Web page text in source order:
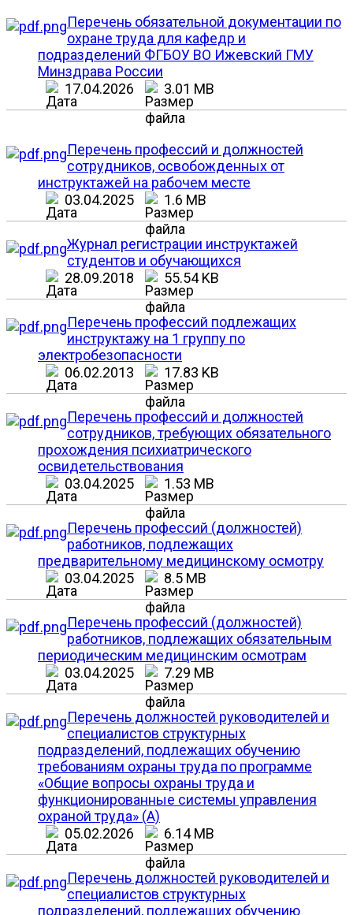
Перечень обязательной документации по
охране труда для кафедр и
подразделений ФГБОУ ВО Ижевский ГМУ
Минздрава России
17.04.2026
3.01 MB
Перечень профессий и должностей
сотрудников, освобожденных от
инструктажей на рабочем месте
03.04.2025
1.6 MB
Журнал регистрации инструктажей
студентов и обучающихся
28.09.2018
55.54 KB
Перечень профессий подлежащих
инструктажу на 1 группу по
электробезопасности
06.02.2013
17.83 KB
Перечень профессий и должностей
сотрудников, требующих обязательного
прохождения психиатрического
освидетельствования
03.04.2025
1.53 MB
Перечень профессий (должностей)
работников, подлежащих
предварительному медицинскому осмотру
03.04.2025
8.5 MB
Перечень профессий (должностей)
работников, подлежащих обязательным
периодическим медицинским осмотрам
03.04.2025
7.29 MB
Перечень должностей руководителей и
специалистов структурных
подразделений, подлежащих обучению
требованиям охраны труда по программе
«Общие вопросы охраны труда и
функционированные системы управления
охраной труда» (А)
05.02.2026
6.14 MB
Перечень должностей руководителей и
специалистов структурных
подразделений, подлежащих обучению